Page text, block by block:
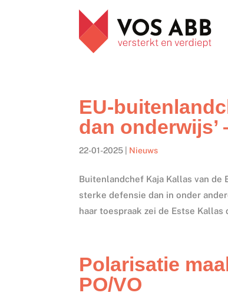
EU-
dan onderwijs’
22-01-2025 Nieuws
Buitenlandchef Kaja Kallas van
sterke defensie dan in onder
haar toespraak zei de Estse
Polarisatie
PO/VO